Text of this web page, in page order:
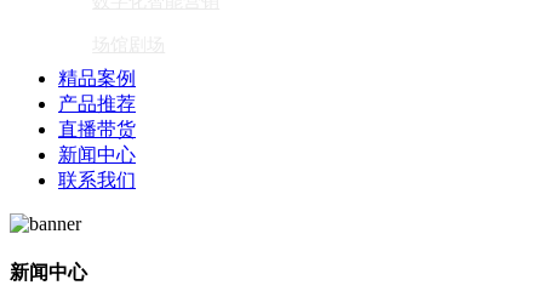
精品案例
产品推荐
直播带货
新闻中心
联系我们
新闻中心